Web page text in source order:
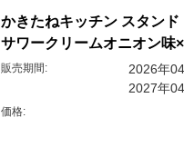
かきたねキッチン スタン
サワークリームオニオン味
販売期間:
2026年
2027年
価格: